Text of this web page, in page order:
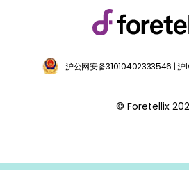
沪公网安备31010402333546 | 沪
© Foretellix